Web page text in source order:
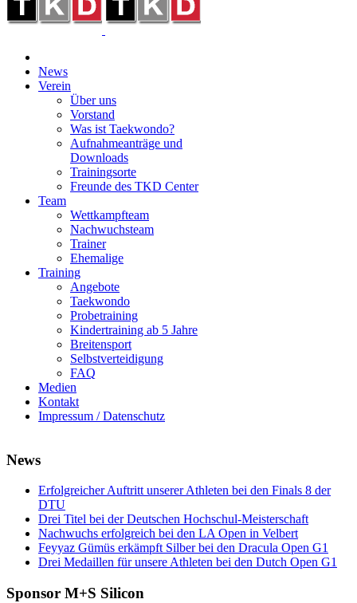
News
Verein
Über uns
Vorstand
Was ist Taekwondo?
Aufnahmeanträge und
Downloads
Trainingsorte
Freunde des TKD Center
Team
Wettkampfteam
Nachwuchsteam
Trainer
Ehemalige
Training
Angebote
Taekwondo
Probetraining
Kindertraining ab 5 Jahre
Breitensport
Selbstverteidigung
FAQ
Medien
Kontakt
Impressum / Datenschutz
News
Erfolgreicher Auftritt unserer Athleten bei den Finals 8 der
DTU
Drei Titel bei der Deutschen Hochschul-Meisterschaft
Nachwuchs erfolgreich bei den LA Open in Velbert
Feyyaz Gümüs erkämpft Silber bei den Dracula Open G1
Drei Medaillen für unsere Athleten bei den Dutch Open G1
Sponsor M+S Silicon